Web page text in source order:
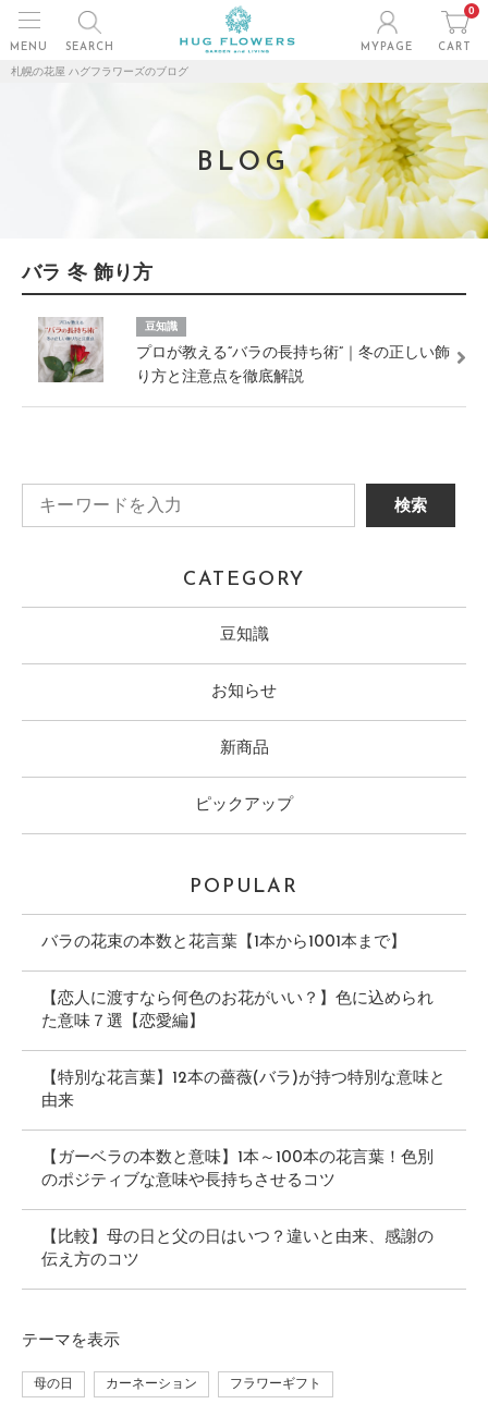
MENU SEARCH MYPAGE
0
CART
札幌の花屋 ハグフラワーズのブログ
BLOG
バラ 冬 飾り方
豆知識
プロが教える“バラの長持ち術”｜冬の正しい飾
り方と注意点を徹底解説
CATEGORY
豆知識
お知らせ
新商品
ピックアップ
POPULAR
バラの花束の本数と花言葉【1本から1001本まで】
【恋人に渡すなら何色のお花がいい？】色に込められ
た意味７選【恋愛編】
【特別な花言葉】12本の薔薇(バラ)が持つ特別な意味と
由来
【ガーベラの本数と意味】1本～100本の花言葉！色別
のポジティブな意味や長持ちさせるコツ
【比較】母の日と父の日はいつ？違いと由来、感謝の
伝え方のコツ
テーマ を表示
母の日 カーネーション フラワーギフト